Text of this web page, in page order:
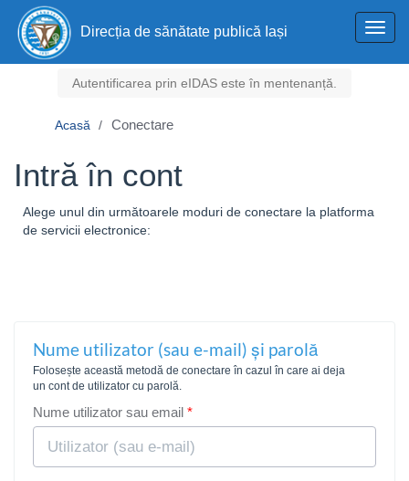
Direcția de sănătate publică Iași
Autentificarea prin eIDAS este în mentenanță.
Acasă Conectare
Intră în cont
Alege unul din următoarele moduri de conectare la platforma
de servicii electronice:
Nume utilizator (sau e-mail) și parolă
Folosește această metodă de conectare în cazul în care ai deja
un cont de utilizator cu parolă.
Nume utilizator sau email